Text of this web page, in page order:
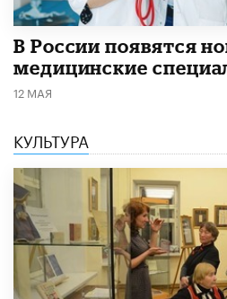
В России появятся
медицинские
12 МАЯ
КУЛЬТУРА